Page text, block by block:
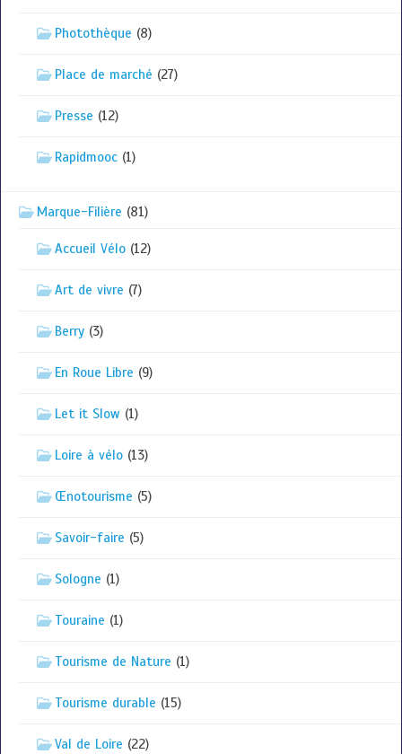
Photothèque (8)
Place de marché (27)
Presse (12)
Rapidmooc (1)
Marque-Filière (81)
Accueil Vélo (12)
Art de vivre (7)
Berry (3)
En Roue Libre (9)
Let it Slow (1)
Loire à vélo (13)
Œnotourisme (5)
Savoir-faire (5)
Sologne (1)
Touraine (1)
Tourisme de Nature (1)
Tourisme durable (15)
Val de Loire (22)